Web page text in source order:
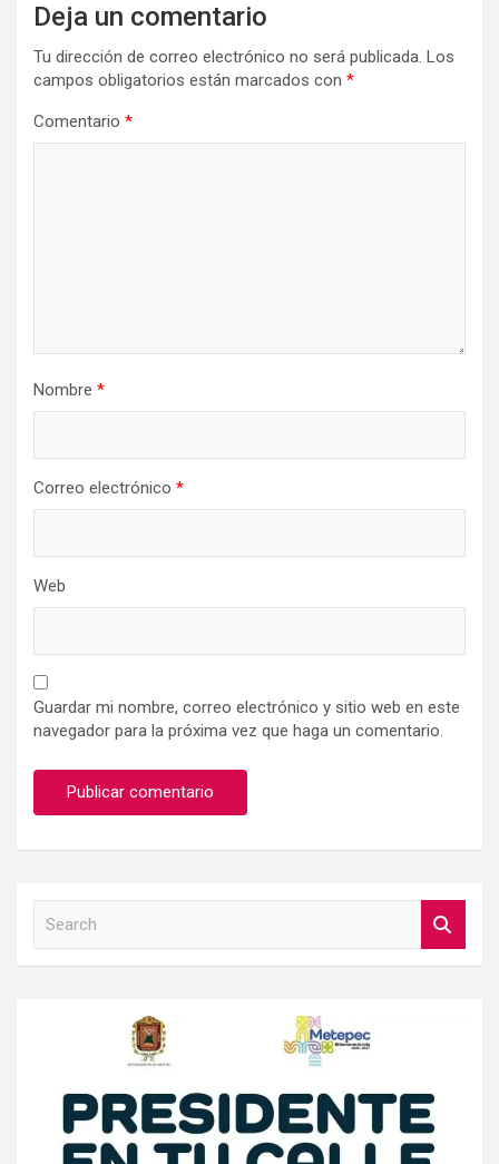
Deja un comentario
Tu dirección de correo electrónico no será publicada. Los
campos obligatorios están marcados con *
Comentario *
Nombre *
Correo electrónico *
Web
Guardar mi nombre, correo electrónico y sitio web en este
navegador para la próxima vez que haga un comentario.